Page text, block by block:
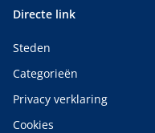
Directe link
Steden
Categorieën
Privacy verklaring
Cookies